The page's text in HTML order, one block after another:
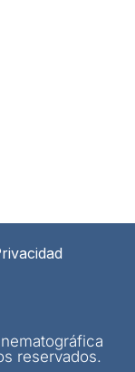
reservados.